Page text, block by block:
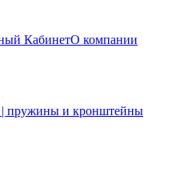
КабинетО компании
| пружины и кронштейны